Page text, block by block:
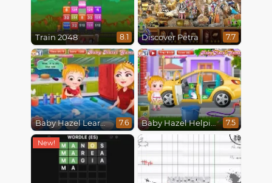
Train 2048 8.1 Discover Petra 7.7
Baby Hazel Learns Colors 7.6 Baby Hazel Helping Time 7.5